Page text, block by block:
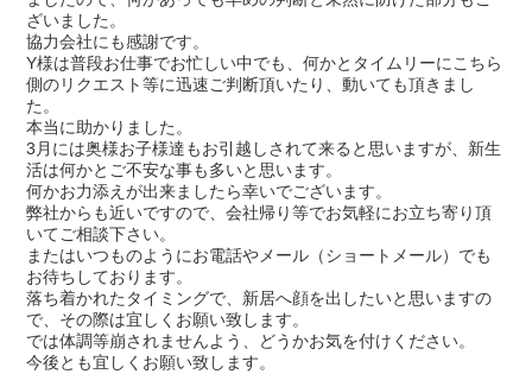
ざいました。
協力会社にも感謝です。
Y様は普段お仕事でお忙しい中でも、何かとタイムリーにこちら
側のリクエスト等に迅速ご判断頂いたり、動いても頂きまし
た。
本当に助かりました。
3月には奥様お子様達もお引越しされて来ると思いますが、新生
活は何かとご不安な事も多いと思います。
何かお力添えが出来ましたら幸いでございます。
弊社からも近いですので、会社帰り等でお気軽にお立ち寄り頂
いてご相談下さい。
またはいつものようにお電話やメール（ショートメール）でも
お待ちしております。
落ち着かれたタイミングで、新居へ顔を出したいと思いますの
で、その際は宜しくお願い致します。
では体調等崩されませんよう、どうかお気を付けください。
今後とも宜しくお願い致します。